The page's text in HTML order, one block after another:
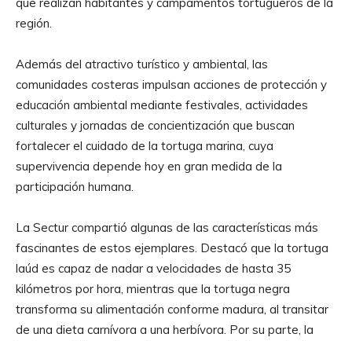
región.
Además del atractivo turístico y ambiental, las
comunidades costeras impulsan acciones de protección y
educación ambiental mediante festivales, actividades
culturales y jornadas de concientización que buscan
fortalecer el cuidado de la tortuga marina, cuya
supervivencia depende hoy en gran medida de la
participación humana.
La Sectur compartió algunas de las características más
fascinantes de estos ejemplares. Destacó que la tortuga
laúd es capaz de nadar a velocidades de hasta 35
kilómetros por hora, mientras que la tortuga negra
transforma su alimentación conforme madura, al transitar
de una dieta carnívora a una herbívora. Por su parte, la